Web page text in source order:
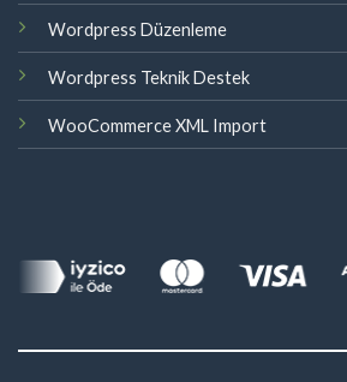
Wordpress Düzenleme
Wordpress Teknik Destek
WooCommerce XML Import